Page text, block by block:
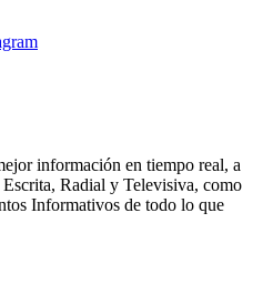
información en tiempo real, a
Radial y Televisiva, como
Informativos de todo lo que